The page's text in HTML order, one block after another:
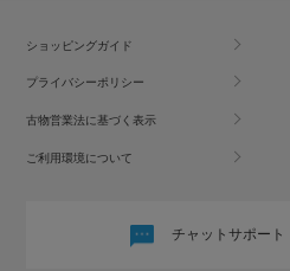
ショッピングガイド
プライバシーポリシー
古物営業法に基づく表示
ご利用環境について
チャットサポート